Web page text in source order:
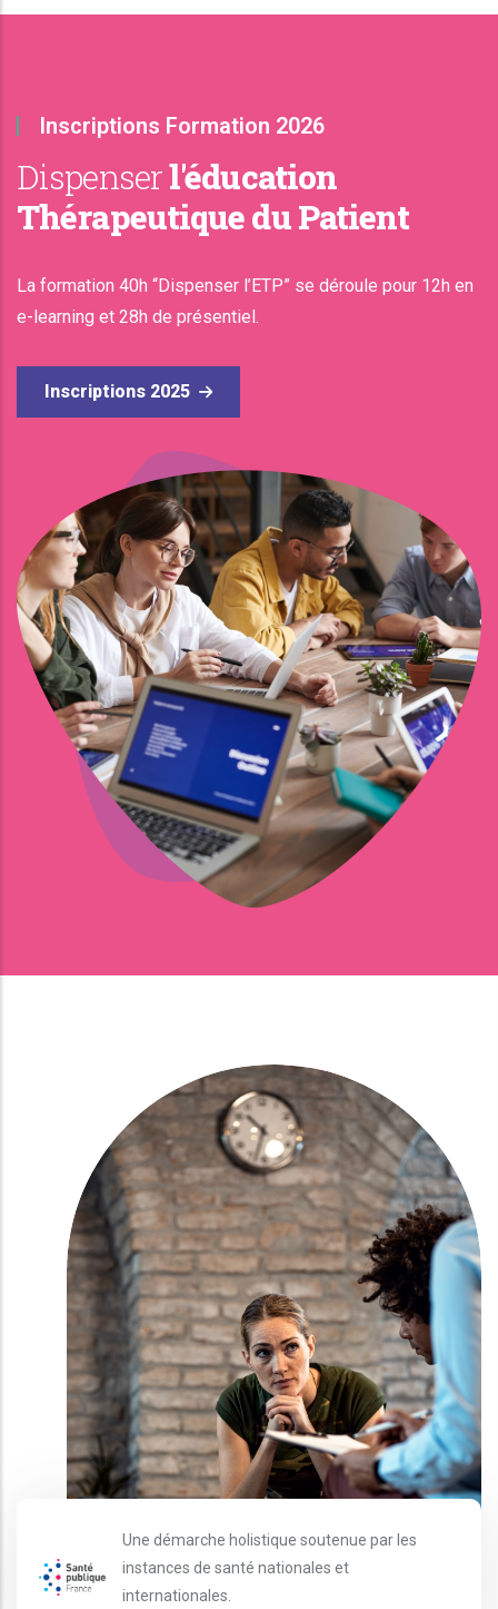
Inscriptions Formation 2026
Dispenserl'éducation
Thérapeutique du Patient
La formation 40h “Dispenser l’ETP” se déroule pour 12h en
e-learning et 28h de présentiel.
Inscriptions 2025
Une démarche holistique soutenue par les
instances de santé nationales et
internationales.